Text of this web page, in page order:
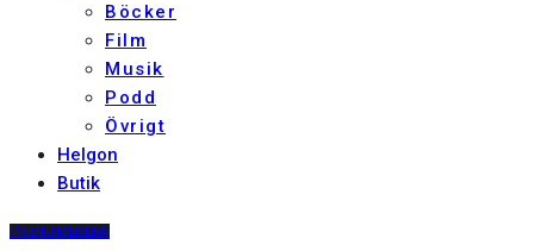
Böcker
Film
Musik
Podd
Övrigt
Helgon
Butik
PRENUMERERA